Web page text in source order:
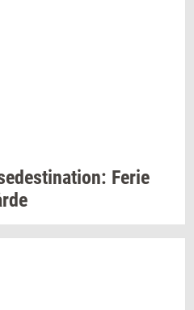
Ferie